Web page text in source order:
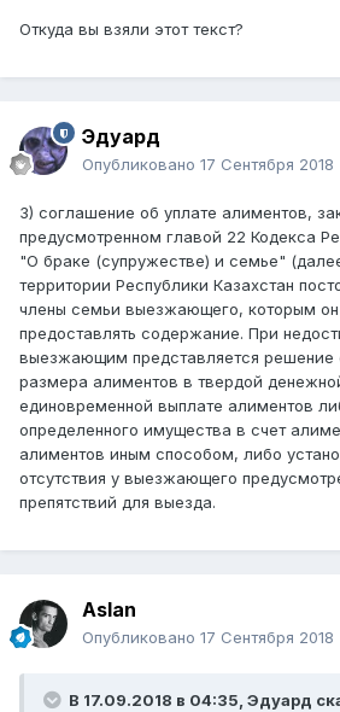
Откуда вы взяли этот текст?
Эдуард
Опубликовано 17 Сентября 2018
3) соглашение об уплате алиментов,
предусмотренном главой 22 Кодекса
"О браке (супружестве) и семье"
территории Республики Казахстан
члены семьи выезжающего, которым он
предоставлять содержание. При
выезжающим представляется решение
размера алиментов в твердой
единовременной выплате алиментов
определенного имущества в счет
алиментов иным способом, либо
отсутствия у выезжающего
препятствий для выезда.
Aslan
Опубликовано 17 Сентября 2018
В 17.09.2018 в 04:35, Эдуард